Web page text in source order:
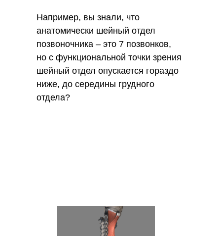
Например, вы знали, что
анатомически шейный отдел
позвоночника – это 7 позвонков,
но с функциональной точки зрения
шейный отдел опускается гораздо
ниже, до середины грудного
отдела?